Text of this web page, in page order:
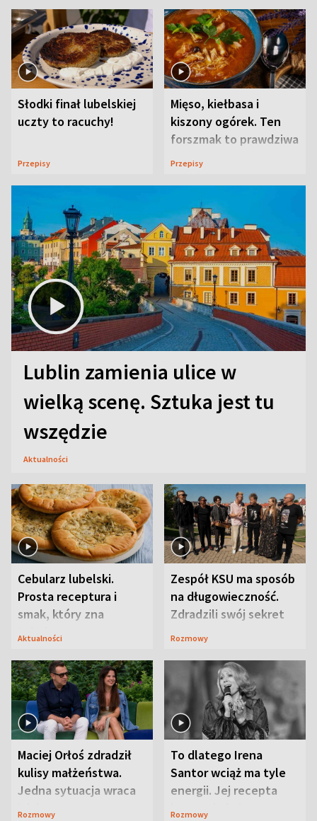
Słodki finał lubelskiej
uczty to racuchy!
Przepisy
Mięso, kiełbasa i
kiszony ogórek. Ten
forszmak to prawdziwa
uczta
Przepisy
Lublin zamienia ulice w
wielką scenę. Sztuka jest tu
wszędzie
Aktualności
Cebularz lubelski.
Prosta receptura i
smak, który zna
Lubelszczyzna
Aktualności
Zespół KSU ma sposób
na długowieczność.
Zdradzili swój sekret
Rozmowy
Maciej Orłoś zdradził
kulisy małżeństwa.
Jedna sytuacja wraca
jak bumerang
Rozmowy
To dlatego Irena
Santor wciąż ma tyle
energii. Jej recepta
jest zaskakująco
Rozmowy